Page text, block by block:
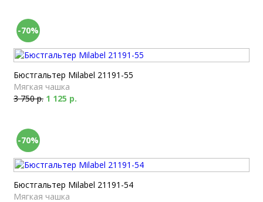
-70%
Бюстгальтер Milabel 21191-55
Мягкая чашка
3 750 р. 1 125 р.
-70%
Бюстгальтер Milabel 21191-54
Мягкая чашка